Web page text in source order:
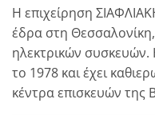
Η επιχείρηση
έδρα στη
ηλεκτρικών συσκευών.
το 1978 και έχει
κέντρα επισκευών της